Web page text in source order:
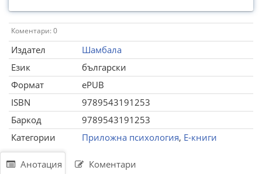
Коментари: 0
Издател
Шамбала
Език
български
Формат
ePUB
ISBN
9789543191253
Баркод
9789543191253
Категории
Приложна психология, Е-книги
Анотация Коментари